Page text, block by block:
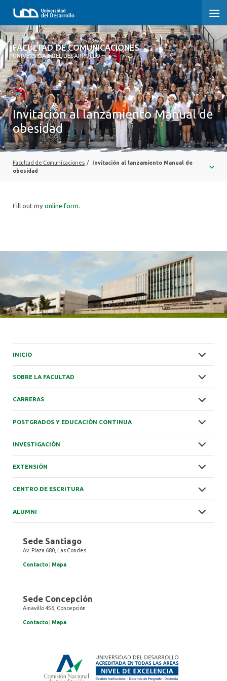
FACULTAD DE COMUNICACIONES
UNIVERSIDAD DEL DESARROLLO
FACULTAD DE COMUNICACIONES
INICIO
SOBRE LA FACULTAD
CARRERAS
POSTGRADOS Y EDUCACIÓN CONTINUA
INVESTIGACIÓN
CENTRO DE ESCRITURA
Invitación al lanzamiento Manual de
obesidad
Facultad de Comunicaciones /
Invitación al lanzamiento Manual de
obesidad
Fill out my online form.
INICIO
SOBRE LA FACULTAD
CARRERAS
POSTGRADOS Y EDUCACIÓN CONTINUA
INVESTIGACIÓN
EXTENSIÓN
CENTRO DE ESCRITURA
ALUMNI
Sede Santiago
Av. Plaza 680, Las Condes
Contacto Mapa
Sede Concepción
Ainavillo 456, Concepción
Contacto Mapa